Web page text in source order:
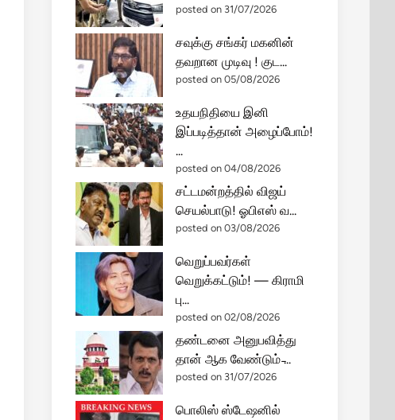
posted on 31/07/2026
சவுக்கு சங்கர் மகனின்
தவறான முடிவு ! குட...
posted on 05/08/2026
உதயநிதியை இனி
இப்படித்தான் அழைப்போம்!
...
posted on 04/08/2026
சட்டமன்றத்தில் விஜய்
செயல்பாடு! ஓபிஎஸ் வ...
posted on 03/08/2026
வெறுப்பவர்கள்
வெறுக்கட்டும்! — கிராமி
பு...
posted on 02/08/2026
தண்டனை அனுபவித்து
தான் ஆக வேண்டும் ̵...
posted on 31/07/2026
பொலிஸ் ஸ்டேஷனில்